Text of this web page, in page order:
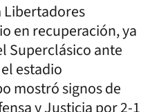
Libertadores
en recuperación, ya
Superclásico ante
estadio
mostró signos de